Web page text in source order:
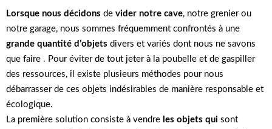
Lorsque nous décidons de vider notre cave, notre grenier ou
notre garage, nous sommes fréquemment confrontés à une
grande quantité d’objets divers et variés dont nous ne savons
que faire . Pour éviter de tout jeter à la poubelle et de gaspiller
des ressources, il existe plusieurs méthodes pour nous
débarrasser de ces objets indésirables de manière responsable et
écologique.
La première solution consiste à vendre les objets qui sont